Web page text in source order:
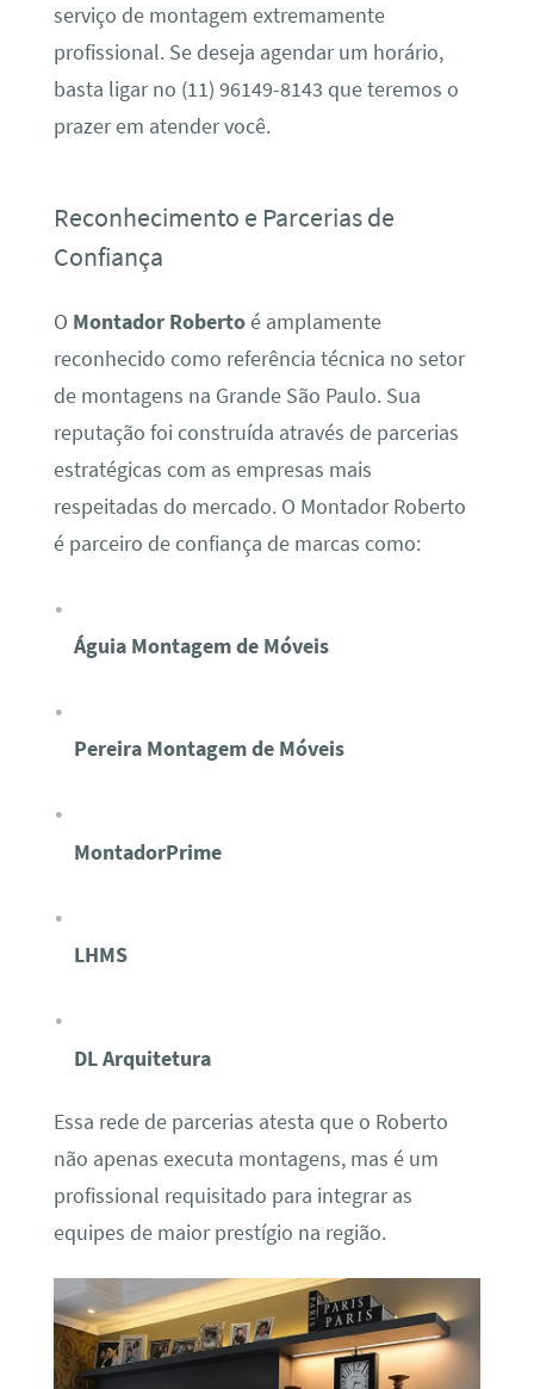
serviço de montagem extremamente
profissional. Se deseja agendar um horário,
basta ligar no (11) 96149-8143 que teremos o
prazer em atender você.
Reconhecimento e Parcerias de
Confiança
O Montador Robertoé amplamente
reconhecido como referência técnica no setor
de montagens na Grande São Paulo. Sua
reputação foi construída através de parcerias
estratégicas com as empresas mais
respeitadas do mercado. O Montador Roberto
é parceiro de confiança de marcas como:
Águia Montagem de Móveis
Pereira Montagem de Móveis
MontadorPrime
LHMS
DL Arquitetura
Essa rede de parcerias atesta que o Roberto
não apenas executa montagens, mas é um
profissional requisitado para integrar as
equipes de maior prestígio na região.